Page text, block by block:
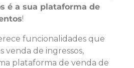
é a sua plataforma de
!
funcionalidades que
venda de ingressos,
plataforma de venda de